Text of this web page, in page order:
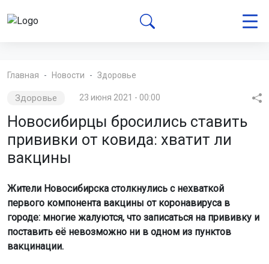
Главная Новости Здоровье
Здоровье 23 июня 2021 - 00:00
Новосибирцы бросились ставить
прививки от ковида: хватит ли
вакцины
Жители Новосибирска столкнулись с нехваткой
первого компонента вакцины от коронавируса в
городе: многие жалуются, что записаться на прививку и
поставить её невозможно ни в одном из пунктов
вакцинации.